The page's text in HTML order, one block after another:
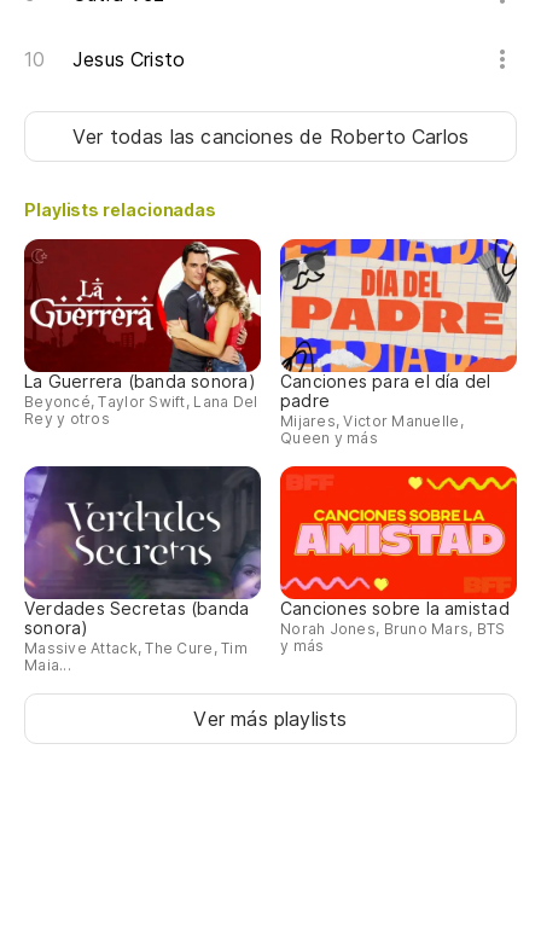
Jesus Cristo
Ver todas las cancionesde Roberto Carlos
Playlists relacionadas
La Guerrera (banda sonora)
Beyoncé, Taylor Swift, Lana Del
Rey y otros
Canciones para el día del
padre
Mijares, Victor Manuelle,
Queen y más
Verdades Secretas (banda
sonora)
Massive Attack, The Cure, Tim
Maia...
Canciones sobre la amistad
Norah Jones, Bruno Mars, BTS
y más
Ver más playlists